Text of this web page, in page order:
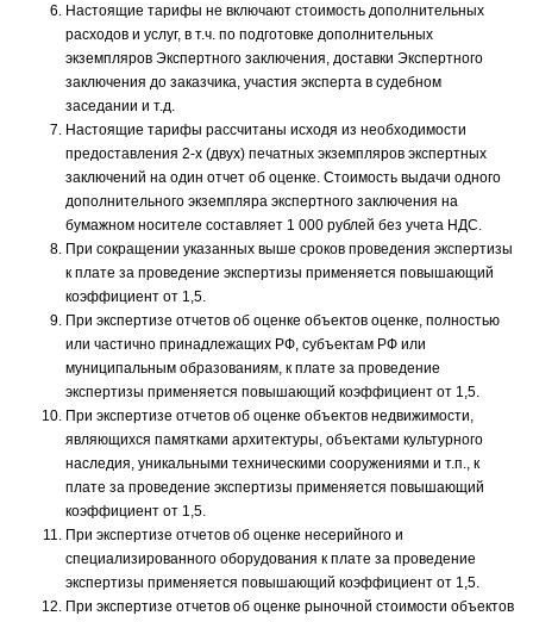
Настоящие тарифы не включают стоимость дополнительных
расходов и услуг, в т.ч. по подготовке дополнительных
экземпляров Экспертного заключения, доставки Экспертного
заключения до заказчика, участия эксперта в судебном
заседании и т.д.
Настоящие тарифы рассчитаны исходя из необходимости
предоставления 2-х (двух) печатных экземпляров экспертных
заключений на один отчет об оценке. Стоимость выдачи одного
дополнительного экземпляра экспертного заключения на
бумажном носителе составляет 1 000 рублей без учета НДС.
При сокращении указанных выше сроков проведения экспертизы
к плате за проведение экспертизы применяется повышающий
коэффициент от 1,5.
При экспертизе отчетов об оценке объектов оценке, полностью
или частично принадлежащих РФ, субъектам РФ или
муниципальным образованиям, к плате за проведение
экспертизы применяется повышающий коэффициент от 1,5.
При экспертизе отчетов об оценке объектов недвижимости,
являющихся памятками архитектуры, объектами культурного
наследия, уникальными техническими сооружениями и т.п., к
плате за проведение экспертизы применяется повышающий
коэффициент от 1,5.
При экспертизе отчетов об оценке несерийного и
специализированного оборудования к плате за проведение
экспертизы применяется повышающий коэффициент от 1,5.
При экспертизе отчетов об оценке рыночной стоимости объектов